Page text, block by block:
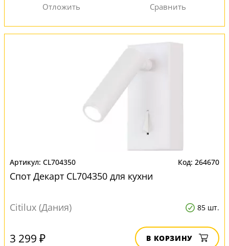
CL704350 264670
Спот Декарт CL704350 для кухни
Citilux (Дания) 85 шт.
3 299 ₽ В КОРЗИНУ